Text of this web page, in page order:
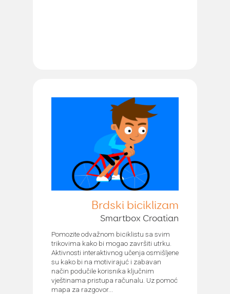
Brdski biciklizam
Smartbox Croatian
Pomozite odvažnom biciklistu sa svim
trikovima kako bi mogao završiti utrku.
Aktivnosti interaktivnog učenja osmišljene
su kako bi na motivirajuć i zabavan
način podučile korisnika ključnim
vještinama pristupa računalu. Uz pomoć
mapa za razgovor...